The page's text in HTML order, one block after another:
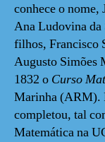
conhece o nome,
Ana Ludovina da
filhos, Francisco
Augusto Simões
1832 o Curso
Marinha (ARM).
completou, tal
Matemática na